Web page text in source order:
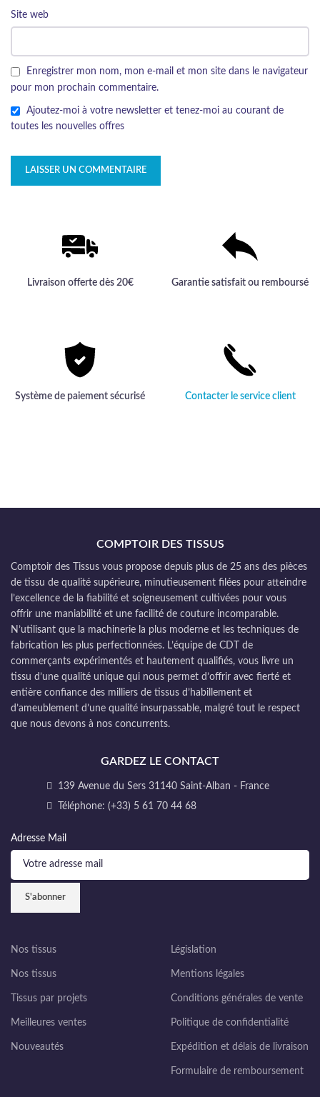
Site web
Enregistrer mon nom, mon e-mail et mon site dans le navigateur
pour mon prochain commentaire.
Ajoutez-moi à votre newsletter et tenez-moi au courant de
toutes les nouvelles offres
Livraison offerte dès 20€ Garantie satisfait ou remboursé
Système de paiement sécurisé Contacter le service client
COMPTOIR DES TISSUS
Comptoir des Tissus vous propose depuis plus de 25 ans des pièces
de tissu de qualité supérieure, minutieusement filées pour atteindre
l’excellence de la fiabilité et soigneusement cultivées pour vous
offrir une maniabilité et une facilité de couture incomparable.
N’utilisant que la machinerie la plus moderne et les techniques de
fabrication les plus perfectionnées. L’équipe de CDT de
commerçants expérimentés et hautement qualifiés, vous livre un
tissu d’une qualité unique qui nous permet d’offrir avec fierté et
entière confiance des milliers de tissus d’habillement et
d’ameublement d’une qualité insurpassable, malgré tout le respect
que nous devons à nos concurrents.
GARDEZ LE CONTACT
139 Avenue du Sers 31140 Saint-Alban - France
Téléphone: (+33) 5 61 70 44 68
Adresse Mail
Nos tissus
Nos tissus
Tissus par projets
Meilleures ventes
Nouveautés
Législation
Mentions légales
Conditions générales de vente
Politique de confidentialité
Expédition et délais de livraison
Formulaire de remboursement